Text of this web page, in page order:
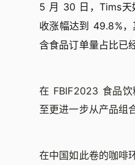
5 月 30 日，Tims天
收涨幅达到 49.8%
含食品订单量占比已
在 FBIF2023 食品
至更进一步从产品组
在中国如此卷的咖啡